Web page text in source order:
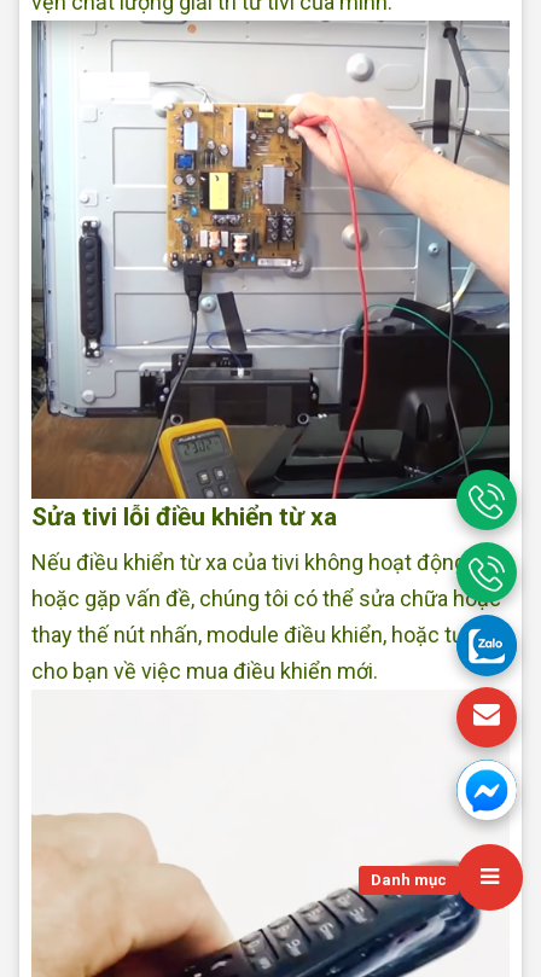
Sửa tivi lỗi điều khiển từ xa
Nếu điều khiển từ xa của tivi không hoạt động
hoặc gặp vấn đề, chúng tôi có thể sửa chữa hoặc
thay thế nút nhấn, module điều khiển, hoặc tư vấn
cho bạn về việc mua điều khiển mới.
Danh mục